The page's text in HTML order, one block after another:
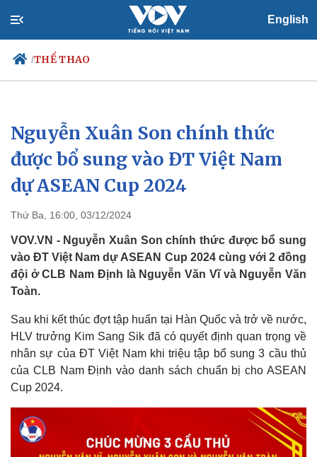
English
/THỂ THAO
Chính trị
Đảng
Tổ chức nhân sự
Quốc hội
Nhận diện sự thật
Xã hội
Tin 24h
Dự báo thời tiết
Giáo dục
Nguyễn Xuân Son chính thức
được bổ sung vào ĐT Việt Nam
dự ASEAN Cup 2024
Thứ Ba, 16:00, 03/12/2024
VOV.VN - Nguyễn Xuân Son chính thức được bổ sung
vào ĐT Việt Nam dự ASEAN Cup 2024 cùng với 2 đồng
đội ở CLB Nam Định là Nguyễn Văn Vĩ và Nguyễn Văn
Toàn.
Sau khi kết thúc đợt tập huấn tại Hàn Quốc và trở về nước,
HLV trưởng Kim Sang Sik đã có quyết định quan trọng về
nhân sự của ĐT Việt Nam khi triệu tập bổ sung 3 cầu thủ
của CLB Nam Định vào danh sách chuẩn bị cho ASEAN
Cup 2024.